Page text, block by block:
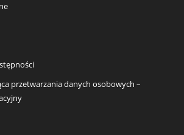
przetwarzania danych osobowych –